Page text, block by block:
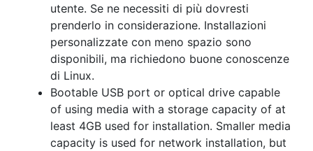
utente. Se ne necessiti di più dovresti
prenderlo in considerazione. Installazioni
personalizzate con meno spazio sono
disponibili, ma richiedono buone conoscenze
di Linux.
Bootable USB port or optical drive capable
of using media with a storage capacity of at
least 4GB used for installation. Smaller media
capacity is used for network installation, but